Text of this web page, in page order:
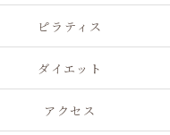
ピラティス
ダイエット
アクセス